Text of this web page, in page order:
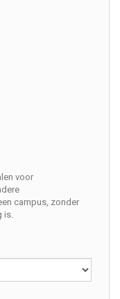
voor
campus, zonder
is.